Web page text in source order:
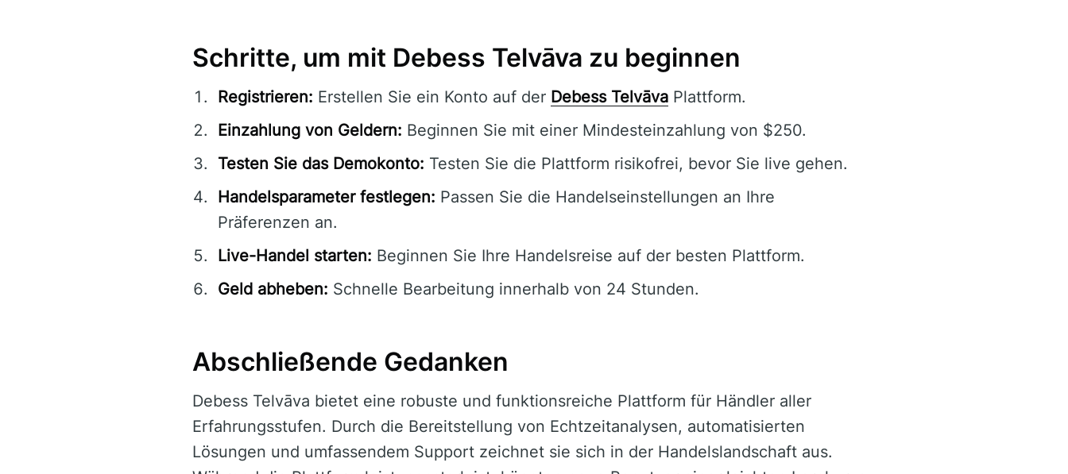
Schritte, um mit Debess Telvāva zu beginnen
Registrieren: Erstellen Sie ein Konto auf der Debess Telvāva Plattform.
Einzahlung von Geldern: Beginnen Sie mit einer Mindesteinzahlung von $250.
Testen Sie das Demokonto: Testen Sie die Plattform risikofrei, bevor Sie live gehen.
Handelsparameter festlegen: Passen Sie die Handelseinstellungen an Ihre
Präferenzen an.
Live-Handel starten: Beginnen Sie Ihre Handelsreise auf der besten Plattform.
Geld abheben: Schnelle Bearbeitung innerhalb von 24 Stunden.
Abschließende Gedanken
Debess Telvāva bietet eine robuste und funktionsreiche Plattform für Händler aller
Erfahrungsstufen. Durch die Bereitstellung von Echtzeitanalysen, automatisierten
Lösungen und umfassendem Support zeichnet sie sich in der Handelslandschaft aus.